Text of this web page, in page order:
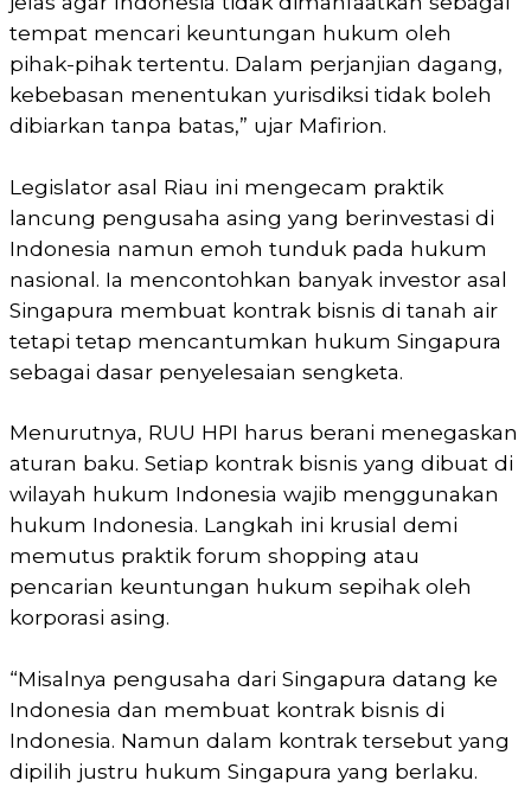
tempat mencari keuntungan hukum oleh
pihak-pihak tertentu. Dalam perjanjian dagang,
kebebasan menentukan yurisdiksi tidak boleh
dibiarkan tanpa batas,” ujar Mafirion.
Legislator asal Riau ini mengecam praktik
lancung pengusaha asing yang berinvestasi di
Indonesia namun emoh tunduk pada hukum
nasional. Ia mencontohkan banyak investor asal
Singapura membuat kontrak bisnis di tanah air
tetapi tetap mencantumkan hukum Singapura
sebagai dasar penyelesaian sengketa.
Menurutnya, RUU HPI harus berani menegaskan
aturan baku. Setiap kontrak bisnis yang dibuat di
wilayah hukum Indonesia wajib menggunakan
hukum Indonesia. Langkah ini krusial demi
memutus praktik forum shopping atau
pencarian keuntungan hukum sepihak oleh
korporasi asing.
“Misalnya pengusaha dari Singapura datang ke
Indonesia dan membuat kontrak bisnis di
Indonesia. Namun dalam kontrak tersebut yang
dipilih justru hukum Singapura yang berlaku.